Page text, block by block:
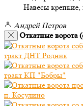
Навесы крепкие,
Андрей Петров
Откатные ворота